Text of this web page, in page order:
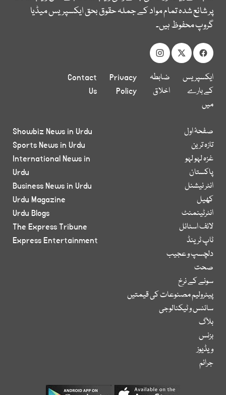
پر شائع شدہ تمام مواد کے جملہ حقوق بحق ایکسپریس میڈیا
گروپ محفوظ ہیں۔
ایکسپریس
کے بارے
میں
ضابطہ
اخلاق
Privacy
Policy
Contact
Us
صفحۂ اول
تازہ ترین
غزہ لہو لہو
پاکستان
انٹر نیشنل
کھیل
انٹرٹینمنٹ
لائف اسٹائل
ٹاپ ٹرینڈ
دلچسپ و عجیب
صحت
سونے کے نرخ
پیٹرولیم مصنوعات کی قیمتیں
سائنس و ٹیکنالوجی
بلاگ
بزنس
ویڈیوز
جرائم
Showbiz News in Urdu
Sports News in Urdu
International News in
Urdu
Business News in Urdu
Urdu Magazine
Urdu Blogs
The Express Tribune
Express Entertainment